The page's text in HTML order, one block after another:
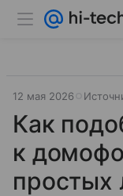
12 мая 2026
Как
к
простых